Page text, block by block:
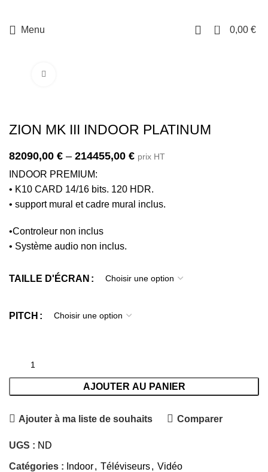
Menu 0 0,00 €
ZION MK III INDOOR PLATINUM
82090,00 € – 214455,00 € prix HT
INDOOR PREMIUM:
• K10 CARD 14/16 bits. 120 HDR.
• support mural et cadre mural inclus.
•Controleur non inclus
• Système audio non inclus.
TAILLE D'ÉCRAN
PITCH
AJOUTER AU PANIER
Ajouter à ma liste de souhaits Comparer
UGS : ND
Catégories : Indoor, Téléviseurs, Vidéo